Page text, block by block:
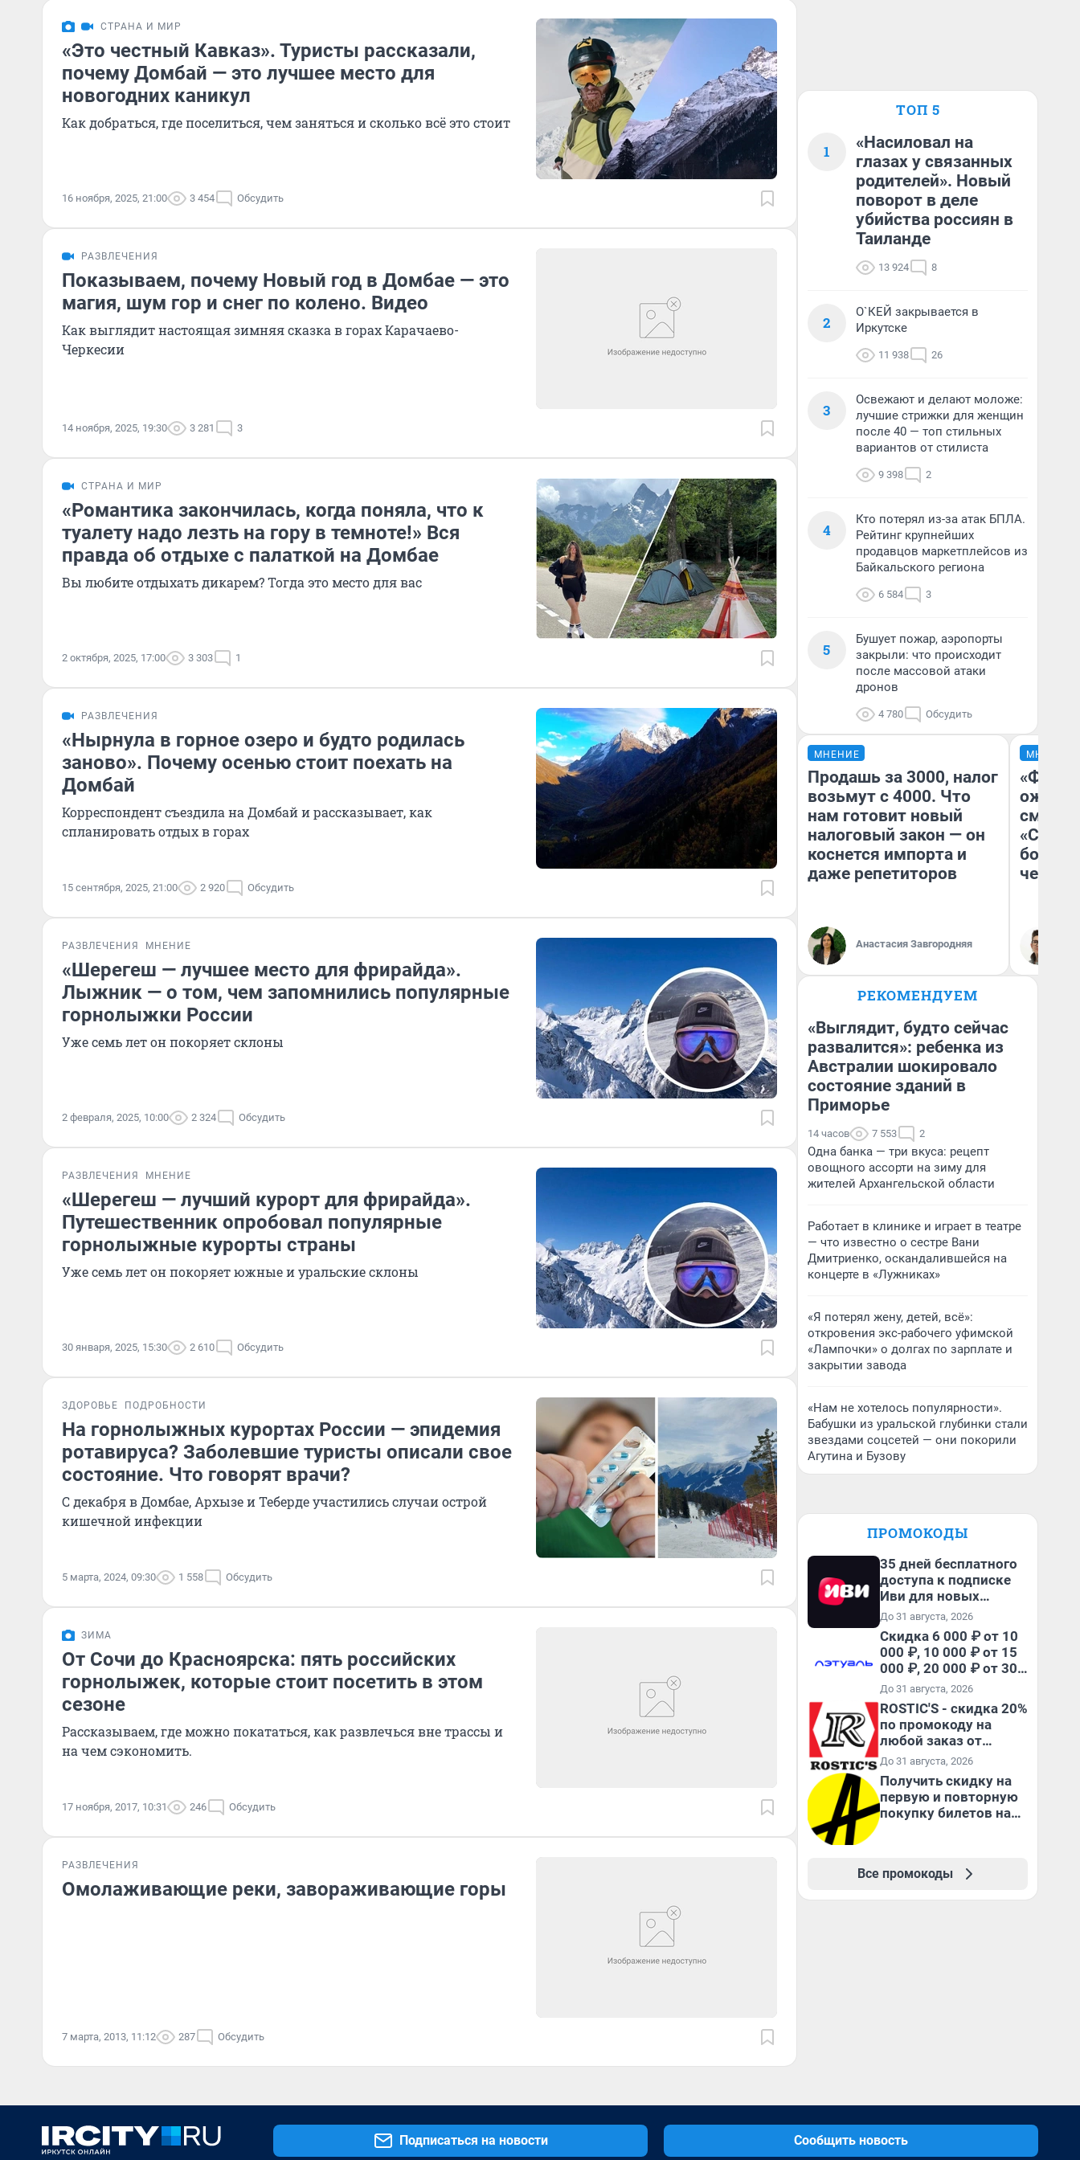
СТРАНА И МИР
«Это честный Кавказ». Туристы рассказали,
почему Домбай — это лучшее место для
новогодних каникул
Как добраться, где поселиться, чем заняться и сколько всё это стоит
16 ноября, 2025, 21:00 3 454 Обсудить
РАЗВЛЕЧЕНИЯ
Показываем, почему Новый год в Домбае — это
магия, шум гор и снег по колено. Видео
Как выглядит настоящая зимняя сказка в горах Карачаево-
Черкесии
14 ноября, 2025, 19:30 3 281 3
СТРАНА И МИР
«Романтика закончилась, когда поняла, что к
туалету надо лезть на гору в темноте!» Вся
правда об отдыхе с палаткой на Домбае
Вы любите отдыхать дикарем? Тогда это место для вас
2 октября, 2025, 17:00 3 303 1
РАЗВЛЕЧЕНИЯ
«Нырнула в горное озеро и будто родилась
заново». Почему осенью стоит поехать на
Домбай
Корреспондент съездила на Домбай и рассказывает, как
спланировать отдых в горах
15 сентября, 2025, 21:00 2 920 Обсудить
РАЗВЛЕЧЕНИЯ МНЕНИЕ
«Шерегеш — лучшее место для фрирайда».
Лыжник — о том, чем запомнились популярные
горнолыжки России
Уже семь лет он покоряет склоны
2 февраля, 2025, 10:00 2 324 Обсудить
РАЗВЛЕЧЕНИЯ МНЕНИЕ
«Шерегеш — лучший курорт для фрирайда».
Путешественник опробовал популярные
горнолыжные курорты страны
Уже семь лет он покоряет южные и уральские склоны
30 января, 2025, 15:30 2 610 Обсудить
ЗДОРОВЬЕ ПОДРОБНОСТИ
На горнолыжных курортах России — эпидемия
ротавируса? Заболевшие туристы описали свое
состояние. Что говорят врачи?
С декабря в Домбае, Архызе и Теберде участились случаи острой
кишечной инфекции
5 марта, 2024, 09:30 1 558 Обсудить
ЗИМА
От Сочи до Красноярска: пять российских
горнолыжек, которые стоит посетить в этом
сезоне
Рассказываем, где можно покататься, как развлечься вне трассы и
на чем сэкономить.
17 ноября, 2017, 10:31 246 Обсудить
РАЗВЛЕЧЕНИЯ
Омолаживающие реки, завораживающие горы
7 марта, 2013, 11:12 287 Обсудить
ТОП 5
1
«Насиловал на
глазах у связанных
родителей». Новый
поворот в деле
убийства россиян в
Таиланде
13 924 8
2
О`КЕЙ закрывается в
Иркутске
11 938 26
3
Освежают и делают моложе:
лучшие стрижки для женщин
после 40 — топ стильных
вариантов от стилиста
9 398 2
4
Кто потерял из-за атак БПЛА.
Рейтинг крупнейших
продавцов маркетплейсов из
Байкальского региона
6 584 3
5
Бушует пожар, аэропорты
закрыли: что происходит
после массовой атаки
дронов
4 780 Обсудить
МНЕНИЕ
Продашь за 3000, налог
возьмут с 4000. Что
нам готовит новый
налоговый закон — он
коснется импорта и
даже репетиторов
Анастасия Завгородняя
МНЕНИЕ
РЕКОМЕНДУЕМ
«Выглядит, будто сейчас
развалится»: ребенка из
Австралии шокировало
состояние зданий в
Приморье
14 часов 7 553 2
Одна банка — три вкуса: рецепт
овощного ассорти на зиму для
жителей Архангельской области
Работает в клинике и играет в театре
— что известно о сестре Вани
Дмитриенко, оскандалившейся на
концерте в «Лужниках»
«Я потерял жену, детей, всё»:
откровения экс-рабочего уфимской
«Лампочки» о долгах по зарплате и
закрытии завода
«Нам не хотелось популярности».
Бабушки из уральской глубинки стали
звездами соцсетей — они покорили
Агутина и Бузову
ПРОМОКОДЫ
35 дней бесплатного
доступа к подписке
Иви для новых
пользователей
До 31 августа, 2026
Скидка 6 000 ₽ от 10
000 ₽, 10 000 ₽ от 15
000 ₽, 20 000 ₽ от 30
000 ₽ и 35 000 ₽ от 50
000 ₽ на первый и все
повторные заказы по
промокоду НАБЕРИ
До 31 августа, 2026
ROSTIC'S - скидка 20%
по промокоду на
любой заказ от
3199₽!
До 31 августа, 2026
Получить скидку на
первую и повторную
покупку билетов на
Все промокоды
Подписаться на новости Сообщить новость